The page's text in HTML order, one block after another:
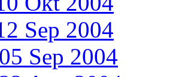
Sep 2004
Sep 2004